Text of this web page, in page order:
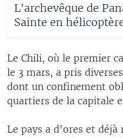
L'archevêque de
Sainte en
Le Chili, où le premier
le 3 mars, a pris
dont un confinement
quartiers de la capitale
Le pays a d'ores et déjà